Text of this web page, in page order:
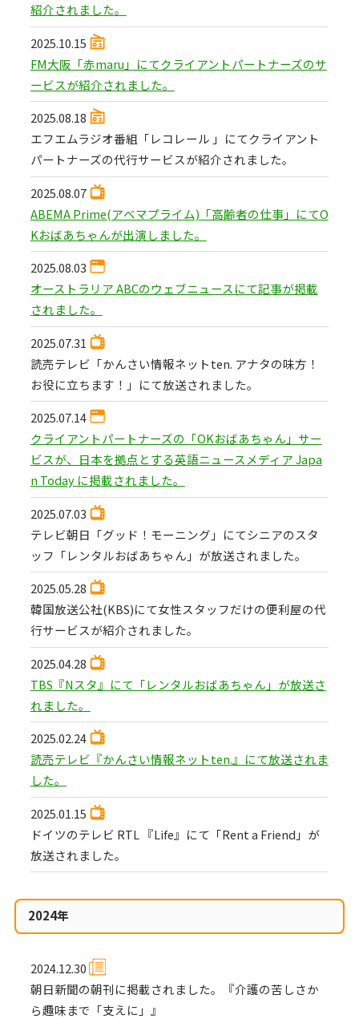
紹介されました。
2025.10.15
FM大阪「赤maru」にてクライアントパートナーズのサ
ービスが紹介されました。
2025.08.18
エフエムラジオ番組「レコレール 」にてクライアント
パートナーズの代行サービスが紹介されました。
2025.08.07
ABEMA Prime(アベマプライム)「高齢者の仕事」にてO
Kおばあちゃんが出演しました。
2025.08.03
オーストラリア ABCのウェブニュースにて記事が掲載
されました。
2025.07.31
読売テレビ「かんさい情報ネットten. アナタの味方！
お役に立ちます！」にて放送されました。
2025.07.14
クライアントパートナーズの「OKおばあちゃん」サー
ビスが、日本を拠点とする英語ニュースメディア Japa
n Today に掲載されました。
2025.07.03
テレビ朝日「グッド！モーニング」にてシニアのスタ
ッフ「レンタルおばあちゃん」が放送されました。
2025.05.28
韓国放送公社(KBS)にて女性スタッフだけの便利屋の代
行サービスが紹介されました。
2025.04.28
TBS『Nスタ』にて「レンタルおばあちゃん」が放送さ
れました。
2025.02.24
読売テレビ『かんさい情報ネットten.』にて放送されま
した。
2025.01.15
ドイツのテレビ RTL 『Life』にて「Rent a Friend」が
放送されました。
2024年
2024.12.30
朝日新聞の朝刊に掲載されました。『介護の苦しさか
ら趣味まで「支えに」』